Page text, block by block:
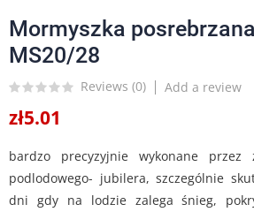
Mormyszka posrebrzana
MS20/28
Reviews (0) Add a review
zł5.01
bardzo precyzyjnie wykonane przez
podlodowego- jubilera, szczególnie
dni gdy na lodzie zalega śnieg,